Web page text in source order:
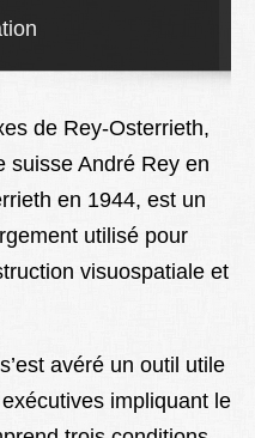
de Rey-Osterrieth,
suisse André Rey en
en 1944, est un
utilisé pour
visuospatiale et
avéré un outil utile
impliquant le